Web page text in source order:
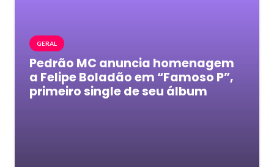
GERAL
Pedrão MC anuncia homenagem
a Felipe Boladão em “Famoso P”,
primeiro single de seu álbum